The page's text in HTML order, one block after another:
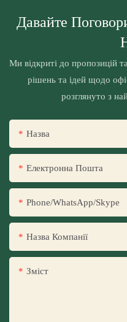
Давайте
Ми відкриті до пропозицій
рішень та ідей щодо
розглянуто з
Назва
Електронна Пошта
Phone/WhatsApp/Skype
Назва Компанії
Зміст